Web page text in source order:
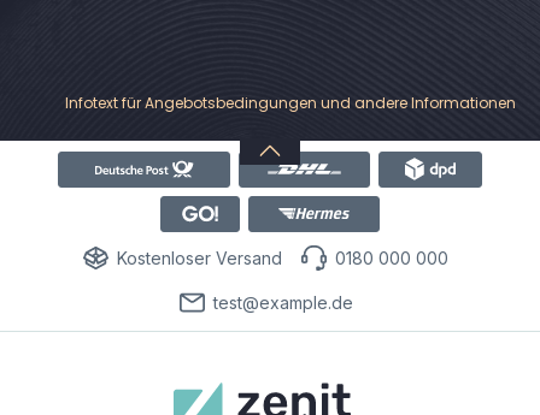
Infotext für Angebotsbedingungen und andere Informationen
Kostenloser Versand 0180 000 000
test@example.de